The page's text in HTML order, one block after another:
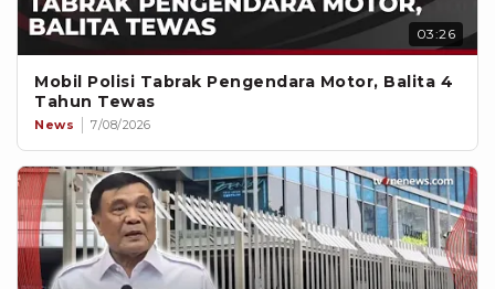
03:26
Mobil Polisi Tabrak Pengendara Motor, Balita 4
Tahun Tewas
News 7/08/2026